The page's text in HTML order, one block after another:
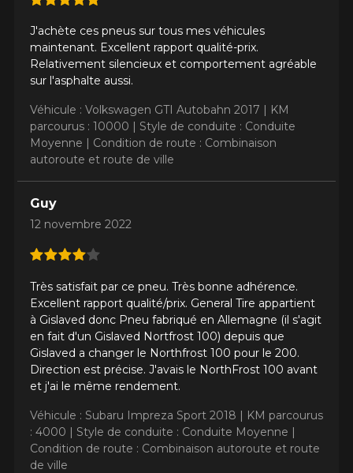
J'achète ces pneus sur tous mes véhicules
maintenant. Excellent rapport qualité-prix.
Relativement silencieux et comportement agréable
sur l'asphalte aussi.
Véhicule : Volkswagen GTI Autobahn 2017 | KM
parcourus : 10000 | Style de conduite : Conduite
Moyenne | Condition de route : Combinaison
autoroute et route de ville
Guy
12 novembre 2022
Très satisfait par ce pneu. Très bonne adhérence.
Excellent rapport qualité/prix. General Tire appartient
à Gislaved donc Pneu fabriqué en Allemagne (il s'agit
en fait d'un Gislaved Nortfrost 100) depuis que
Gislaved a changer le Northfrost 100 pour le 200.
Direction est précise. J'avais le NorthFrost 100 avant
et j'ai le même rendement.
Véhicule : Subaru Impreza Sport 2018 | KM parcourus
: 4000 | Style de conduite : Conduite Moyenne |
Condition de route : Combinaison autoroute et route
de ville